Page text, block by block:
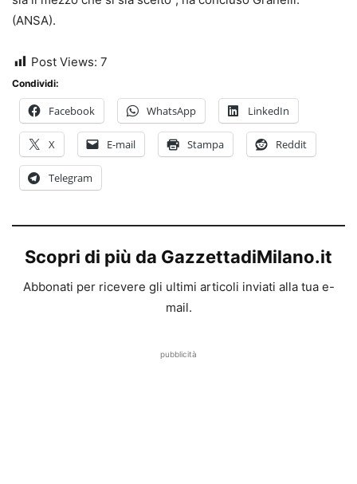
(ANSA).
Post Views: 7
Condividi:
Facebook WhatsApp LinkedIn
X E-mail Stampa Reddit
Telegram
Scopri di più da GazzettadiMilano.it
Abbonati per ricevere gli ultimi articoli inviati alla tua e-
mail.
pubblicità